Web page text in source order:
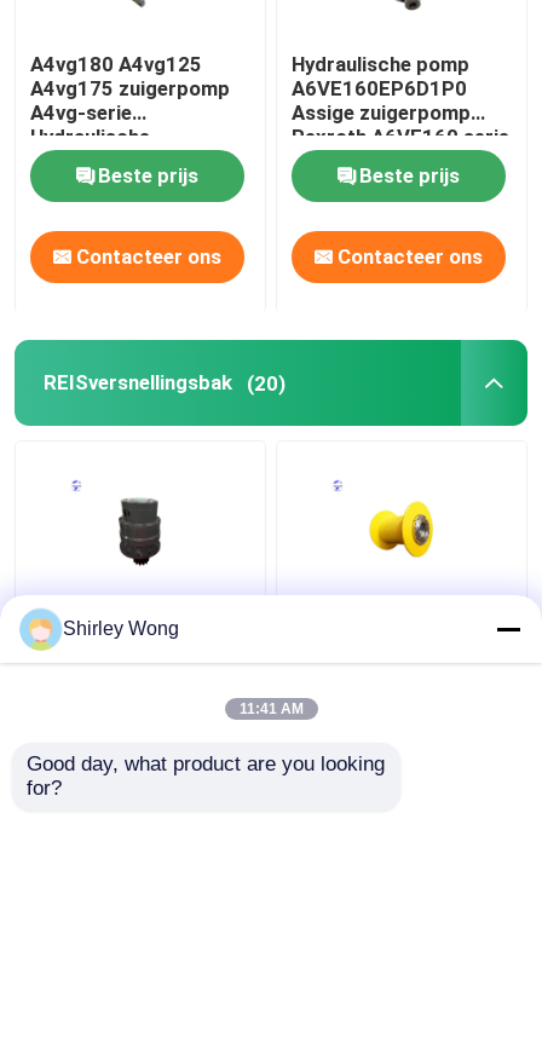
A4vg180 A4vg125
A4vg175 zuigerpomp
A4vg-serie
Hydraulische
versnellingspomp
Beste prijs
Contacteer ons
Hydraulische pomp
A6VE160EP6D1P0
Assige zuigerpomp
Rexroth A6VE160 serie
Beste prijs
Contacteer ons
REISversnellingsbak (20)
Zwaar werkend en hard
draaiend mechanisme
planeten voor
industriële
Shirley Wong
11:41 AM
Good day, what product are you looking
for?